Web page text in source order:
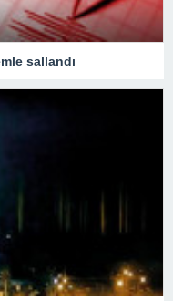
sallandı